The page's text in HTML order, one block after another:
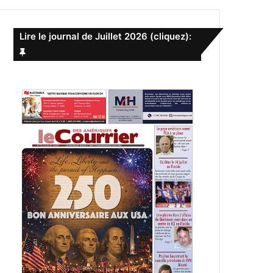
c
h
:
Lire le journal de Juillet 2026 (cliquez):